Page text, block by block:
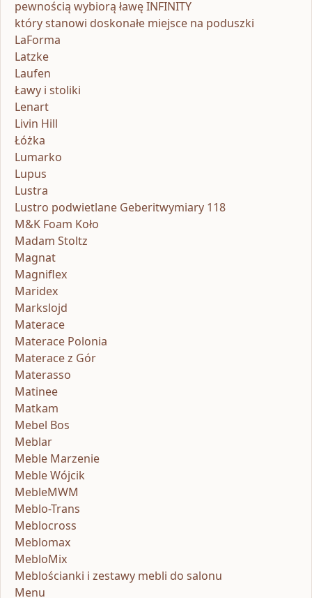
pewnością wybiorą ławę INFINITY
który stanowi doskonałe miejsce na poduszki
LaForma
Latzke
Laufen
Ławy i stoliki
Lenart
Livin Hill
Łóżka
Lumarko
Lupus
Lustra
Lustro podwietlane Geberitwymiary 118
M&K Foam Koło
Madam Stoltz
Magnat
Magniflex
Maridex
Markslojd
Materace
Materace Polonia
Materace z Gór
Materasso
Matinee
Matkam
Mebel Bos
Meblar
Meble Marzenie
Meble Wójcik
MebleMWM
Meblo-Trans
Meblocross
Meblomax
MebloMix
Meblościanki i zestawy mebli do salonu
Menu